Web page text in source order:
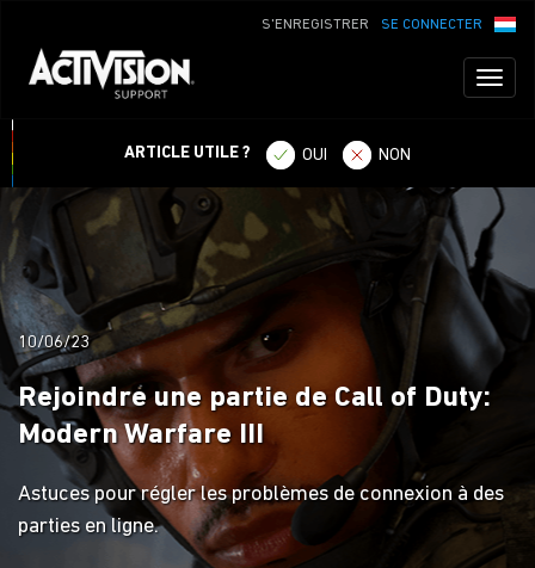
SE CONNECTER
S'ENREGISTRER
ARTICLE UTILE ? OUI NON
10/06/23
Rejoindre une partie de Call of Duty:
Modern Warfare III
Astuces pour régler les problèmes de connexion à des
parties en ligne.